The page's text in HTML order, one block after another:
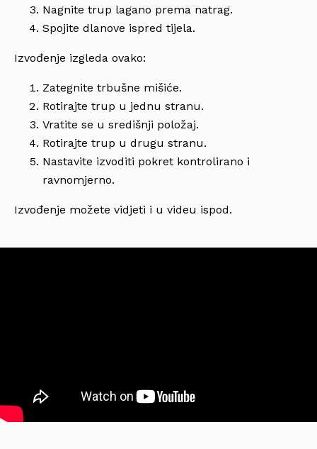
Nagnite trup lagano prema natrag.
Spojite dlanove ispred tijela.
Izvođenje izgleda ovako:
Zategnite trbušne mišiće.
Rotirajte trup u jednu stranu.
Vratite se u središnji položaj.
Rotirajte trup u drugu stranu.
Nastavite izvoditi pokret kontrolirano i
ravnomjerno.
Izvođenje možete vidjeti i u videu ispod.